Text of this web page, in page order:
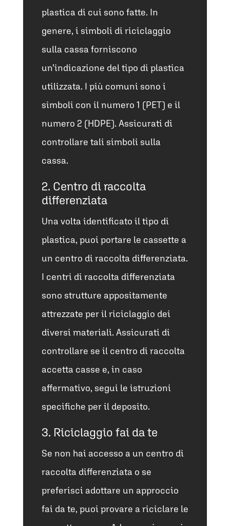
plastica di cui sono fatte. In
genere, i simboli di riciclaggio
sulla cassa forniscono
un’indicazione del tipo di plastica
utilizzata. I più comuni sono i
simboli con il numero 1 (PET) e il
numero 2 (HDPE). Assicurati di
controllare tali simboli sulla
cassa.
2. Centro di raccolta
differenziata
Una volta identificato il tipo di
plastica, puoi portare le cassette a
un centro di raccolta differenziata.
I centri di raccolta differenziata
sono strutture appositamente
attrezzate per il riciclaggio dei
diversi materiali. Assicurati di
controllare se il centro di raccolta
accetta casse e, in caso
affermativo, segui le istruzioni
specifiche per il deposito.
3. Riciclaggio fai da te
Se non hai accesso a un centro di
raccolta differenziata o se
preferisci adottare un approccio
fai da te, puoi provare a riciclare le